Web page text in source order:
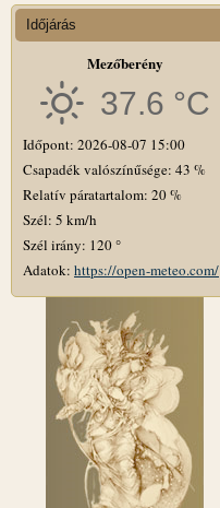
Időjárás
Mezőberény
37.6 °C
Időpont: 2026-08-07 15:00
Csapadék valószínűsége: 43 %
Relatív páratartalom: 20 %
Szél: 5 km/h
Szél irány: 120 °
Adatok: https://open-meteo.com/